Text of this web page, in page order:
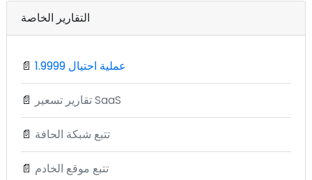
التقارير الخاصة
📄 1.9999 عملية احتيال
📄 تقارير تسعير SaaS
📄 تتبع شبكة الحافة
📄 تتبع موقع الخادم